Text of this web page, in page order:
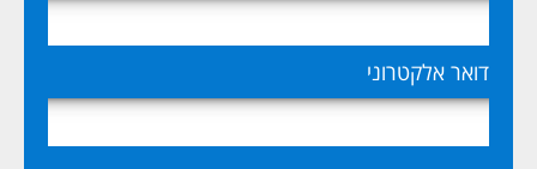
דואר אלקטרוני